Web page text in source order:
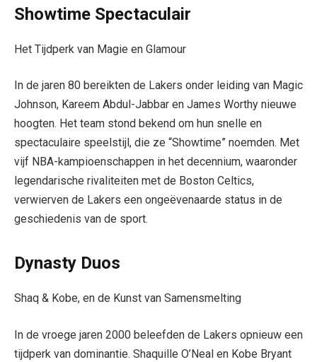
Showtime Spectaculair
Het Tijdperk van Magie en Glamour
In de jaren 80 bereikten de Lakers onder leiding van Magic
Johnson, Kareem Abdul-Jabbar en James Worthy nieuwe
hoogten. Het team stond bekend om hun snelle en
spectaculaire speelstijl, die ze “Showtime” noemden. Met
vijf NBA-kampioenschappen in het decennium, waaronder
legendarische rivaliteiten met de Boston Celtics,
verwierven de Lakers een ongeëvenaarde status in de
geschiedenis van de sport.
Dynasty Duos
Shaq & Kobe, en de Kunst van Samensmelting
In de vroege jaren 2000 beleefden de Lakers opnieuw een
tijdperk van dominantie. Shaquille O’Neal en Kobe Bryant